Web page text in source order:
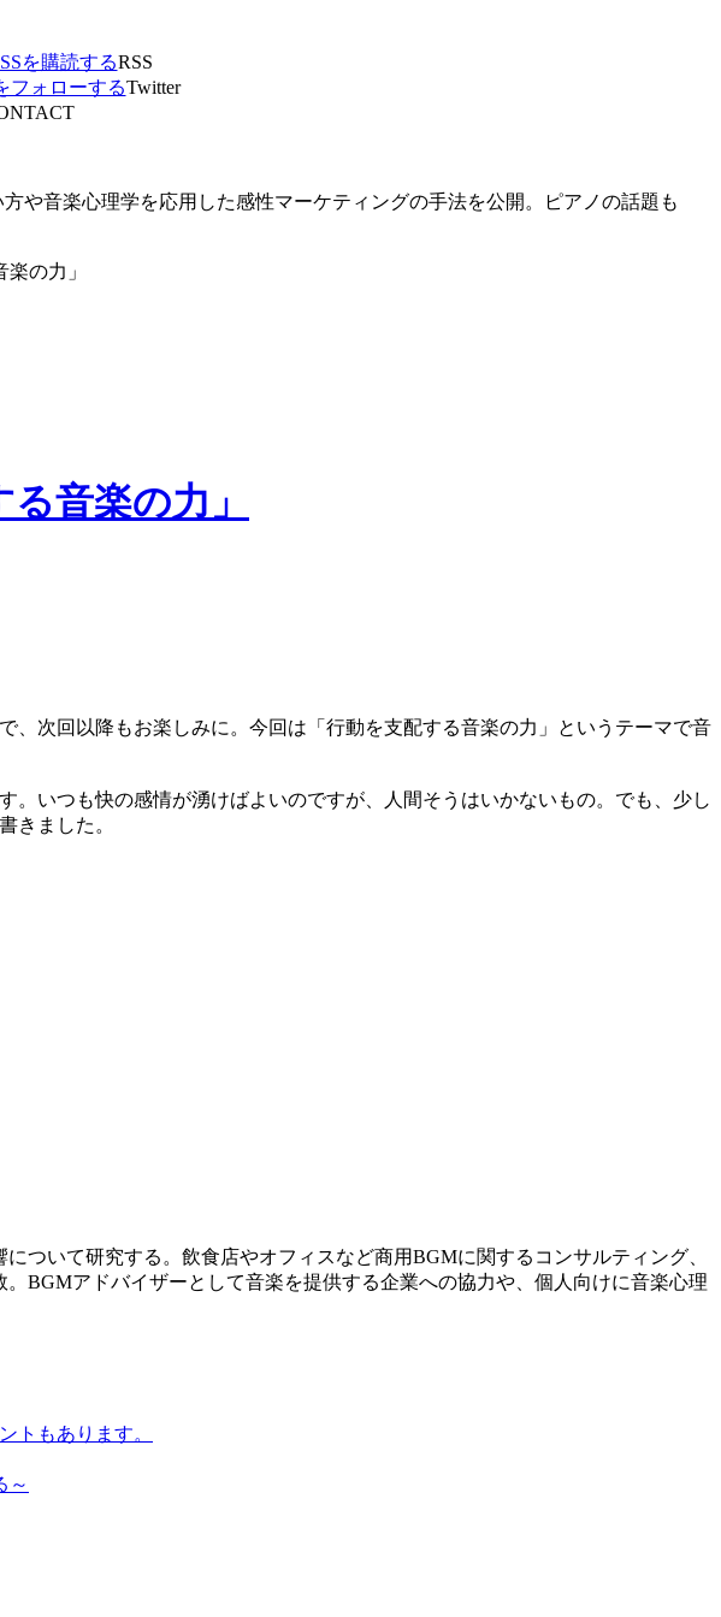
RSS
Twitter
や音楽心理学を応用した感性マーケティングの手法を公開。ピアノの話題も
の力」
音楽の力」
次回以降もお楽しみに。今回は「行動を支配する音楽の力」というテーマで音
いつも快の感情が湧けばよいのですが、人間そうはいかないもの。でも、少し
きました。
ついて研究する。飲食店やオフィスなど商用BGMに関するコンサルティング、
BGMアドバイザーとして音楽を提供する企業への協力や、個人向けに音楽心理
トもあります。
～